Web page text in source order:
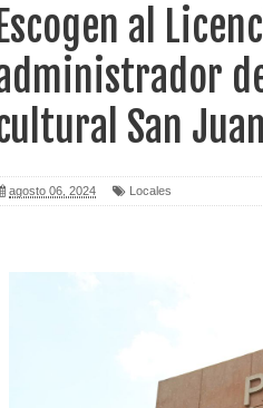
Escogen al
San
agosto 06, 2024 Locales